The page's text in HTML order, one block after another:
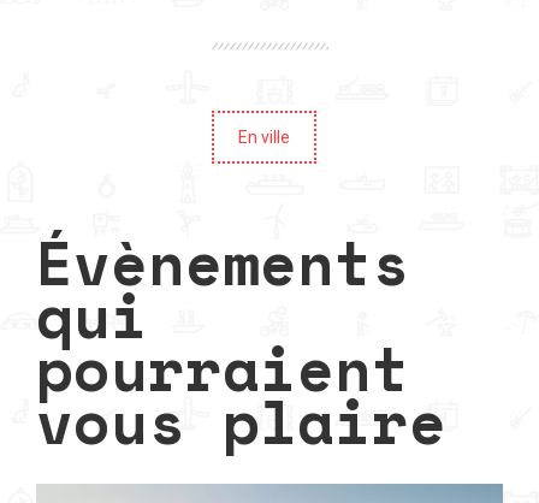
En ville
Évènements
qui
pourraient
vous plaire